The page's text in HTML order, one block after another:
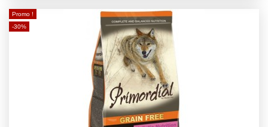
Promo !
-30%